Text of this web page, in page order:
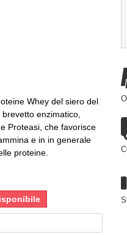
Whey del siero del
enzimatico,
Proteasi, che favorisce
e in in generale
proteine.